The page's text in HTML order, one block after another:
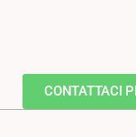
CONTATTACI